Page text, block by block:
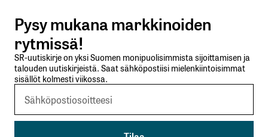
Lähetä kommentti
Pysy mukana markkinoiden
rytmissä!
SR-uutiskirje on yksi Suomen monipuolisimmista sijoittamisen ja
talouden uutiskirjeistä. Saat sähköpostiisi mielenkiintoisimmat
sisällöt kolmesti viikossa.